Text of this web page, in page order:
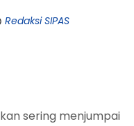
Redaksi SIPAS
sering menjumpai